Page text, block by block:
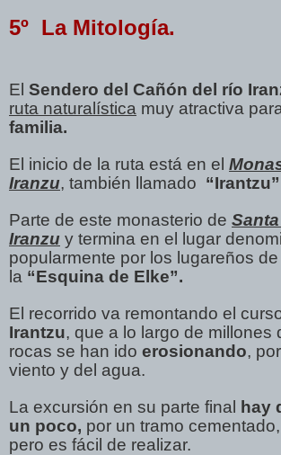
5º La Mitología.
El Sendero del Cañón del río
ruta naturalística muy atractiva
familia.
El inicio de la ruta está en el
Iranzu, también llamado “Irantzu”
Parte de este monasterio de
Iranzu y termina en el lugar
popularmente por los lugareños de
la “Esquina de Elke”.
El recorrido va remontando el
Irantzu, que a lo largo de millones
rocas se han ido erosionando,
viento y del agua.
La excursión en su parte final hay
un poco, por un tramo
pero es fácil de realizar.